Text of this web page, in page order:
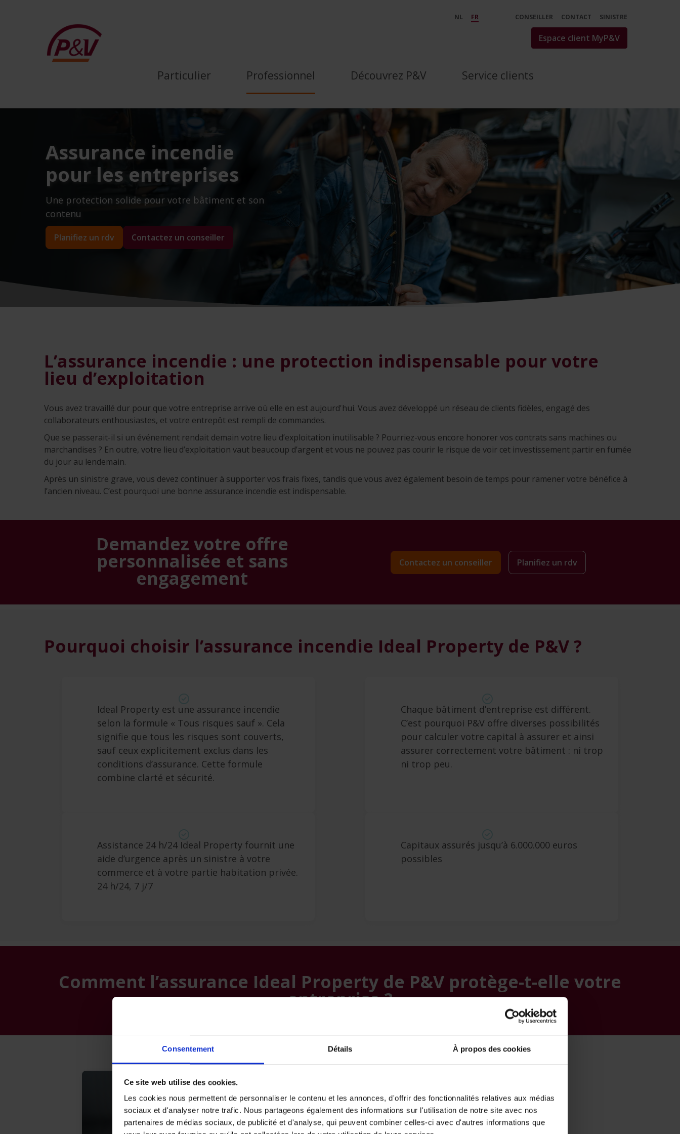
Consentement Détails À propos des cookies
Ce site web utilise des cookies.
Les cookies nous permettent de personnaliser le contenu et les annonces, d'offrir des fonctionnalités relatives aux médias
sociaux et d'analyser notre trafic. Nous partageons également des informations sur l'utilisation de notre site avec nos
partenaires de médias sociaux, de publicité et d'analyse, qui peuvent combiner celles-ci avec d'autres informations que
L’assurance incendie pour les entreprises | P&amp;V Assurances - P&amp;V
NL FR CONSEILLER CONTACT SINISTRE
Espace client MyP&V
Particulier Professionnel Découvrez P&V Service clients
Assurance incendie
pour les entreprises
Une protection solide pour votre bâtiment et son
contenu
Planifiez un rdv Contactez un conseiller
L’assurance incendie : une protection indispensable pour votre
lieu d’exploitation
Vous avez travaillé dur pour que votre entreprise arrive où elle en est aujourd'hui. Vous avez développé un réseau de clients fidèles, engagé des
collaborateurs enthousiastes, et votre entrepôt est rempli de commandes.
Que se passerait-il si un événement rendait demain votre lieu d’exploitation inutilisable ? Pourriez-vous encore honorer vos contrats sans machines ou
marchandises ? En outre, votre lieu d’exploitation vaut beaucoup d’argent et vous ne pouvez pas courir le risque de voir cet investissement partir en fumée
du jour au lendemain.
Après un sinistre grave, vous devez continuer à supporter vos frais fixes, tandis que vous avez également besoin de temps pour ramener votre bénéfice à
l’ancien niveau. C’est pourquoi une bonne assurance incendie est indispensable.
Demandez votre offre
personnalisée et sans
engagement
Contactez un conseiller Planifiez un rdv
Pourquoi choisir l’assurance incendie Ideal Property de P&V ?
Ideal Property est une assurance incendie
selon la formule « Tous risques sauf ». Cela
signifie que tous les risques sont couverts,
sauf ceux explicitement exclus dans les
conditions d’assurance. Cette formule
combine clarté et sécurité.
Chaque bâtiment d’entreprise est différent.
C’est pourquoi P&V offre diverses possibilités
pour calculer votre capital à assurer et ainsi
assurer correctement votre bâtiment : ni trop
ni trop peu.
Assistance 24 h/24 Ideal Property fournit une
aide d’urgence après un sinistre à votre
commerce et à votre partie habitation privée.
24 h/24, 7 j/7
Capitaux assurés jusqu’à 6.000.000 euros
possibles
Comment l’assurance Ideal Property de P&V protège-t-elle votre
entreprise ?